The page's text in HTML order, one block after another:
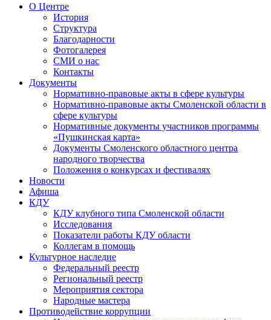
О Центре
История
Структура
Благодарности
Фотогалерея
СМИ о нас
Контакты
Документы
Нормативно-правовые акты в сфере культуры
Нормативно-правовые акты Смоленской области в
сфере культуры
Нормативные документы участников программы
«Пушкинская карта»
Документы Смоленского областного центра
народного творчества
Положения о конкурсах и фестивалях
Новости
Афиша
КДУ
КДУ клубного типа Смоленской области
Исследования
Показатели работы КДУ области
Коллегам в помощь
Культурное наследие
Федеральный реестр
Региональный реестр
Мероприятия сектора
Народные мастера
Противодействие коррупции